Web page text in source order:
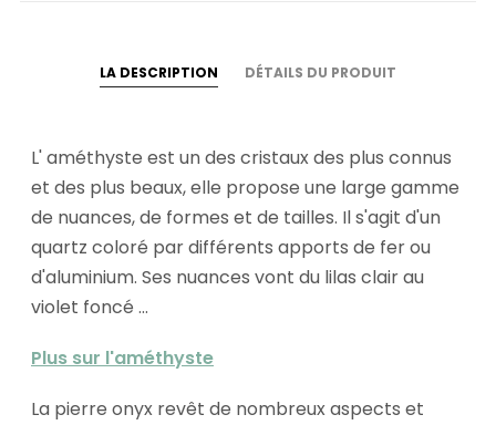
LA DESCRIPTION DÉTAILS DU PRODUIT
L' améthyste est un des cristaux des plus connus
et des plus beaux, elle propose une large gamme
de nuances, de formes et de tailles. Il s'agit d'un
quartz coloré par différents apports de fer ou
d'aluminium. Ses nuances vont du lilas clair au
violet foncé ...
Plus sur l'améthyste
La pierre onyx revêt de nombreux aspects et